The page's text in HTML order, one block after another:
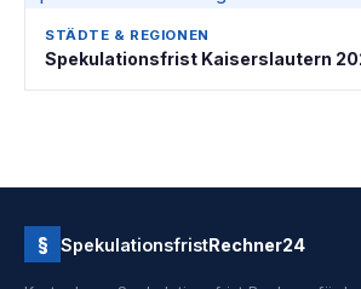
STÄDTE & REGIONEN
Spekulationsfrist Kaiserslautern
§ SpekulationsfristRechner24